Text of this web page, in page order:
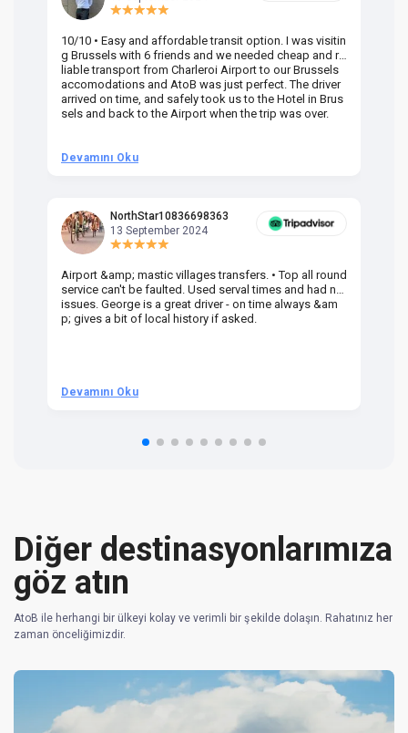
10/10 • Easy and affordable transit option. I was visitin
g Brussels with 6 friends and we needed cheap and re
liable transport from Charleroi Airport to our Brussels
accomodations and AtoB was just perfect. The driver
arrived on time, and safely took us to the Hotel in Brus
sels and back to the Airport when the trip was over.
Devamını Oku
NorthStar10836698363
13 September 2024
Airport &amp; mastic villages transfers. • Top all round
service can't be faulted. Used serval times and had no
issues. George is a great driver - on time always &am
p; gives a bit of local history if asked.
Devamını Oku
Diğer destinasyonlarımıza
göz atın
AtoB ile herhangi bir ülkeyi kolay ve verimli bir şekilde dolaşın. Rahatınız her
zaman önceliğimizdir.